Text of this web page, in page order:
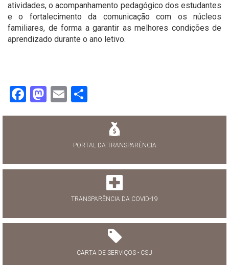
atividades, o acompanhamento pedagógico dos estudantes
e o fortalecimento da comunicação com os núcleos
familiares, de forma a garantir as melhores condições de
aprendizado durante o ano letivo.
Facebook
Mastodon
Email
PORTAL DA TRANSPARÊNCIA
TRANSPARÊNCIA DA COVID-19
CARTA DE SERVIÇOS - CSU